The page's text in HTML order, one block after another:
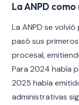
La ANPD
La ANPD se
pasó sus
procesal,
Para 2024 había
2025 había
administrativas